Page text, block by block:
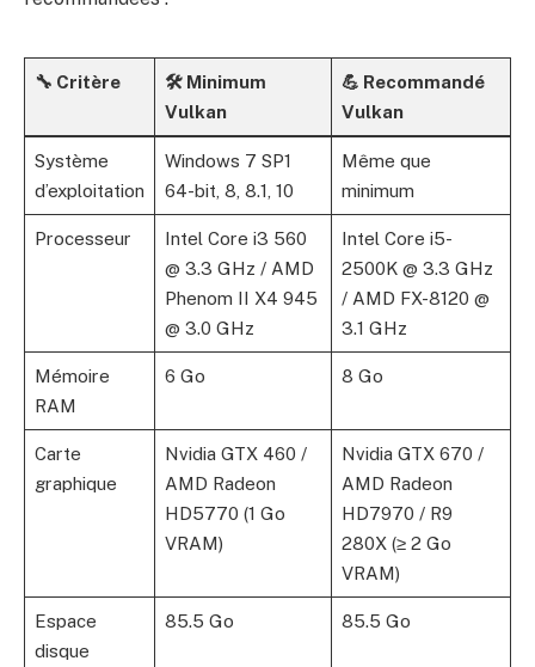
🔧 Critère
🛠️ Minimum
Vulkan
💪 Recommandé
Vulkan
Système
d’exploitation
Windows 7 SP1
64-bit, 8, 8.1, 10
Même que
minimum
Processeur
Intel Core i3 560
@ 3.3 GHz / AMD
Phenom II X4 945
@ 3.0 GHz
Intel Core i5-
2500K @ 3.3 GHz
/ AMD FX-8120 @
3.1 GHz
Mémoire
RAM
6 Go 8 Go
Carte
graphique
Nvidia GTX 460 /
AMD Radeon
HD5770 (1 Go
VRAM)
Nvidia GTX 670 /
AMD Radeon
HD7970 / R9
280X (≥ 2 Go
VRAM)
Espace
disque
85.5 Go 85.5 Go